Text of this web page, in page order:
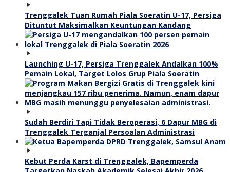
Trenggalek Tuan Rumah Piala Soeratin U-17, Persiga
Dituntut Maksimalkan Keuntungan Kandang
Launching U-17, Persiga Trenggalek Andalkan 100%
Pemain Lokal, Target Lolos Grup Piala Soeratin
Sudah Berdiri Tapi Tidak Beroperasi, 6 Dapur MBG di
Trenggalek Terganjal Persoalan Administrasi
Kebut Perda Karst di Trenggalek, Bapemperda